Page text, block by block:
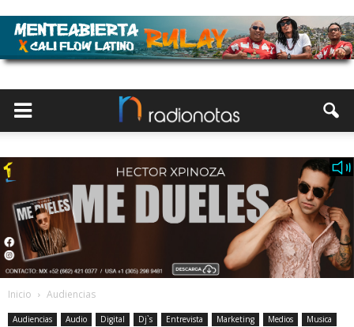
Inicio Audiencias
Audiencias Audio Digital Dj`s Entrevista Marketing Medios
Musica